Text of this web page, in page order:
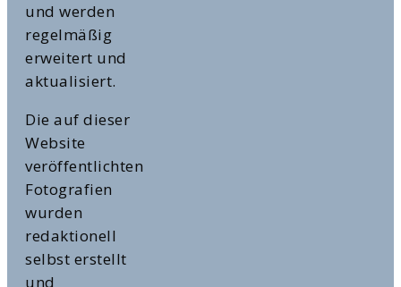
und werden
regelmäßig
erweitert und
aktualisiert.
Die auf dieser
Website
veröffentlichten
Fotografien
wurden
redaktionell
selbst erstellt
und